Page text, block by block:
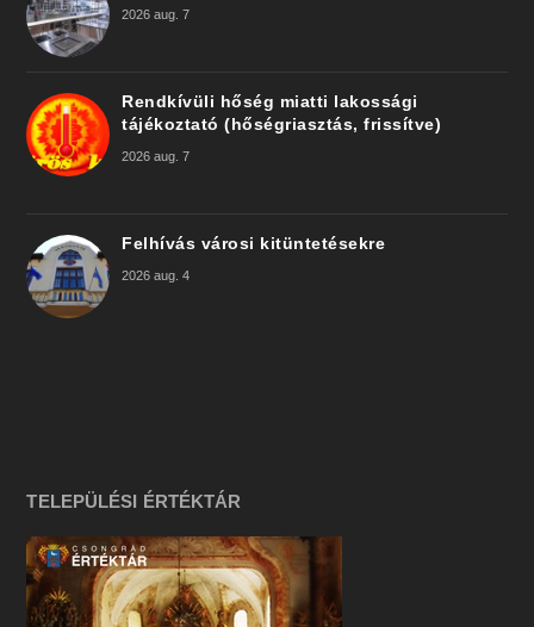
2026 aug. 7
Rendkívüli hőség miatti lakossági
tájékoztató (hőségriasztás, frissítve)
2026 aug. 7
Felhívás városi kitüntetésekre
2026 aug. 4
TELEPÜLÉSI ÉRTÉKTÁR